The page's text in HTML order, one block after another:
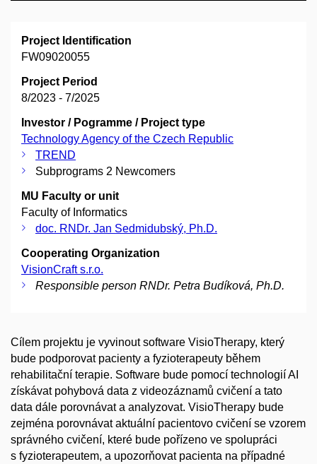
Project Identification
FW09020055
Project Period
8/2023 - 7/2025
Investor / Pogramme / Project type
Technology Agency of the Czech Republic
TREND
Subprograms 2 Newcomers
MU Faculty or unit
Faculty of Informatics
doc. RNDr. Jan Sedmidubský, Ph.D.
Cooperating Organization
VisionCraft s.r.o.
Responsible person RNDr. Petra Budíková, Ph.D.
Cílem projektu je vyvinout software VisioTherapy, který
bude podporovat pacienty a fyzioterapeuty během
rehabilitační terapie. Software bude pomocí technologií AI
získávat pohybová data z videozáznamů cvičení a tato
data dále porovnávat a analyzovat. VisioTherapy bude
zejména porovnávat aktuální pacientovo cvičení se vzorem
správného cvičení, které bude pořízeno ve spolupráci
s fyzioterapeutem, a upozorňovat pacienta na případné